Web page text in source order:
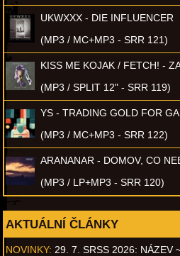
UKWXXX - DIE INFLUENCER
(MP3 / MC+MP3 - SRR 121)
KISS ME KOJAK / FETCH! -
(MP3 / SPLIT 12" - SRR 119)
YS - TRADING GOLD FOR
(MP3 / MC+MP3 - SRR 122)
ARANANAR - DOMOV, CO
(MP3 / LP+MP3 - SRR 120)
AKTUÁLNÍ ČLÁNKY
NOVINKY: 29. 7. SRSS 2026: NÁZEV